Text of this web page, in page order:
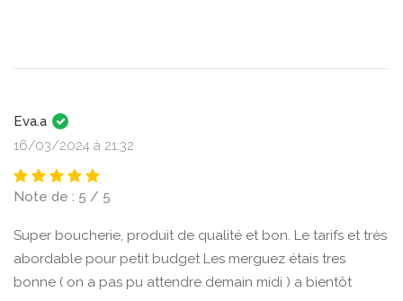
Eva.a
16/03/2024 à 21:32
Note de : 5 / 5
Super boucherie, produit de qualité et bon. Le tarifs et très
abordable pour petit budget Les merguez étais tres
bonne ( on a pas pu attendre demain midi ) a bientôt